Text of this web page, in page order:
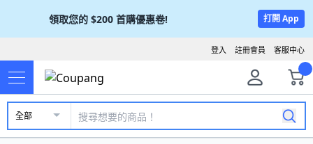
領取您的 $200 首購優惠卷! 打開 App
客服中心
註冊會員
登入
全部